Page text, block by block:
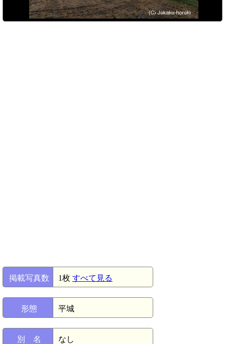
掲載写真数 1枚 すべて見る
形態 平城
別 名 なし